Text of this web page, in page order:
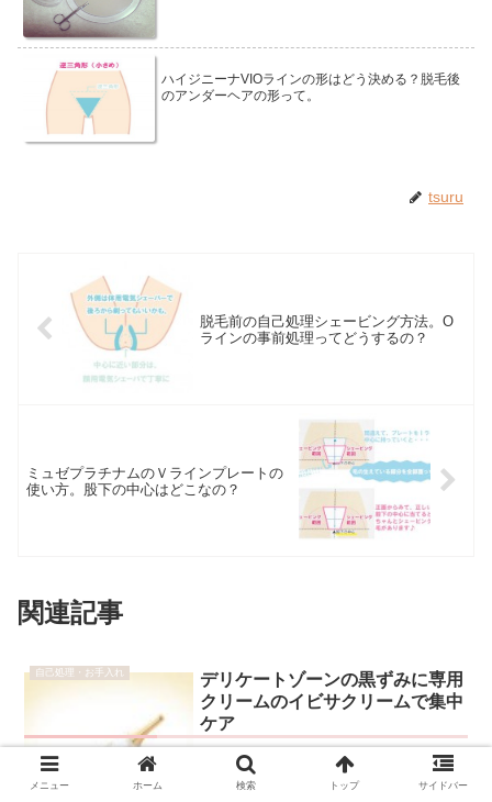
ハイジニーナVIOラインの形はどう決める？脱毛後
のアンダーヘアの形って。
tsuru
脱毛前の自己処理シェービング方法。O
ラインの事前処理ってどうするの？
ミュゼプラチナムのＶラインプレートの
使い方。股下の中心はどこなの？
関連記事
自己処理・お手入れ
デリケートゾーンの黒ずみに専用
クリームのイビサクリームで集中
ケア
メニュー ホーム 検索 トップ サイドバー